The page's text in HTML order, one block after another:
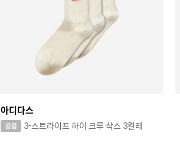
아디다스
3-스트라이프 하이 크루 삭스 3켤레